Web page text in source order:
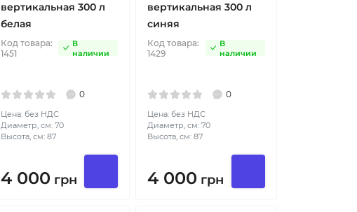
вертикальная 300 л
белая
Код товара:
1451
В
наличии
0
Цена: без НДС
Диаметр, см: 70
Высота, см: 87
4 000 грн
вертикальная 300 л
синяя
Код товара:
1429
В
наличии
0
Цена: без НДС
Диаметр, см: 70
Высота, см: 87
4 000 грн